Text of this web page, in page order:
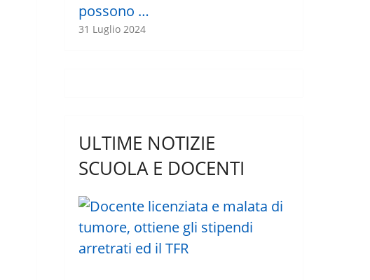
possono …
31 Luglio 2024
ULTIME NOTIZIE
SCUOLA E DOCENTI